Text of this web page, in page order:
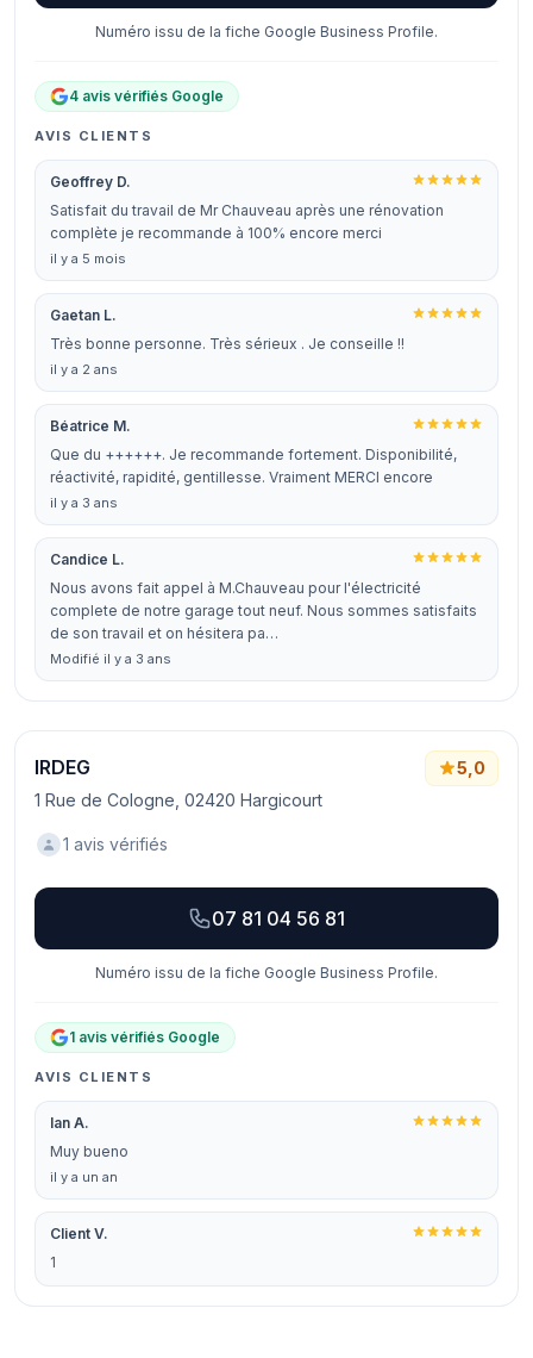
Numéro issu de la fiche Google Business Profile.
4 avis vérifiés Google
AVIS CLIENTS
Geoffrey D.
Satisfait du travail de Mr Chauveau après une rénovation
complète je recommande à 100% encore merci
il y a 5 mois
Gaetan L.
Très bonne personne. Très sérieux . Je conseille !!
il y a 2 ans
Béatrice M.
Que du ++++++. Je recommande fortement. Disponibilité,
réactivité, rapidité, gentillesse. Vraiment MERCI encore
il y a 3 ans
Candice L.
Nous avons fait appel à M.Chauveau pour l'électricité
complete de notre garage tout neuf. Nous sommes satisfaits
de son travail et on hésitera pa…
Modifié il y a 3 ans
IRDEG
1 Rue de Cologne, 02420 Hargicourt
5,0
1 avis vérifiés
07 81 04 56 81
Numéro issu de la fiche Google Business Profile.
1 avis vérifiés Google
AVIS CLIENTS
Ian A.
Muy bueno
il y a un an
Client V.
1